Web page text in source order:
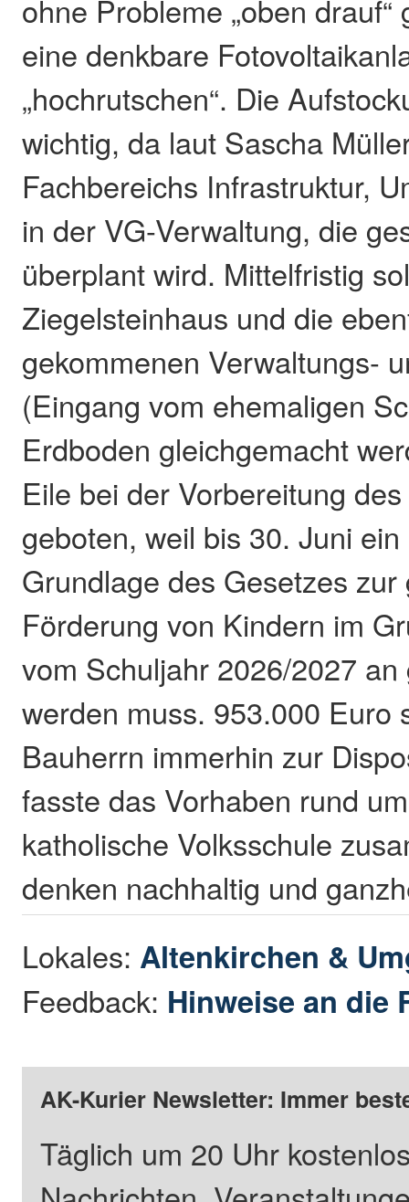
ohne Probleme „oben
eine denkbare
„hochrutschen“. Die
wichtig, da laut Sascha
Fachbereichs Infrastruktur,
in der VG-Verwaltung, die
überplant wird. Mittelfristig
Ziegelsteinhaus und die
gekommenen Verwaltungs-
(Eingang vom ehemaligen
Erdboden gleichgemacht
Eile bei der Vorbereitung
geboten, weil bis 30. Juni
Grundlage des Gesetzes
Förderung von Kindern im
vom Schuljahr 2026/2027
werden muss. 953.000 Euro
Bauherrn immerhin zur
fasste das Vorhaben rund
katholische Volksschule
denken nachhaltig und
Lokales: Altenkirchen &
Feedback: Hinweise an die
AK-Kurier Newsletter: Immer
Täglich um 20 Uhr